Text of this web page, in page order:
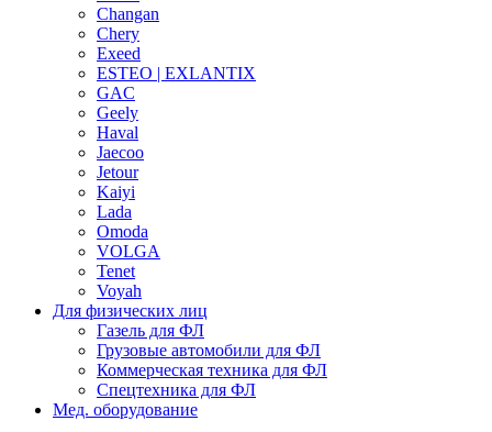
Changan
Chery
Exeed
ESTEO | EXLANTIX
GAC
Geely
Haval
Jaecoo
Jetour
Kaiyi
Lada
Omoda
VOLGA
Tenet
Voyah
Для физических лиц
Газель для ФЛ
Грузовые автомобили для ФЛ
Коммерческая техника для ФЛ
Спецтехника для ФЛ
Мед. оборудование